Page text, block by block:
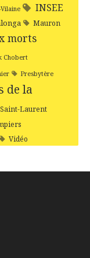
INSEE
Mauron
morts
Chobert
Presbytère
de la
Saint-Laurent
Vidéo